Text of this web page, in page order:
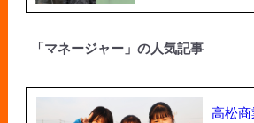
「マネージャー」の人気記事
高松